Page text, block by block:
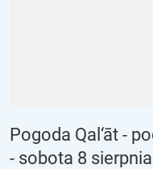
Pogoda Qal‘āt -
- sobota 8 sierpnia